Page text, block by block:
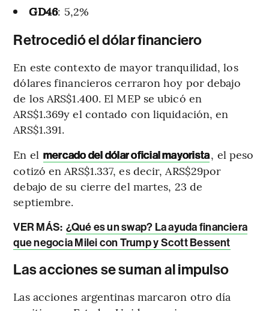
GD46: 5,2%
Retrocedió el dólar financiero
En este contexto de mayor tranquilidad, los
dólares financieros cerraron hoy por debajo
de los ARS$1.400. El MEP se ubicó en
ARS$1.369y el contado con liquidación, en
ARS$1.391.
En el mercado del dólar oficial mayorista, el peso
cotizó en ARS$1.337, es decir, ARS$29por
debajo de su cierre del martes, 23 de
septiembre.
VER MÁS: ¿Qué es un swap? La ayuda financiera
que negocia Milei con Trump y Scott Bessent
Las acciones se suman al impulso
Las acciones argentinas marcaron otro día